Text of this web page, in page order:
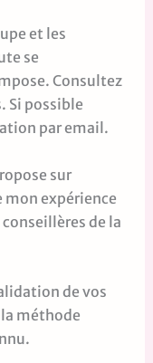
et les
se
Consultez
Si possible
par email.
sur
expérience
de la
de vos
méthode